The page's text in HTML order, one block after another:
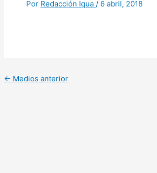
Por Redacción Iqua / 6 abril, 2018
← Medios anterior